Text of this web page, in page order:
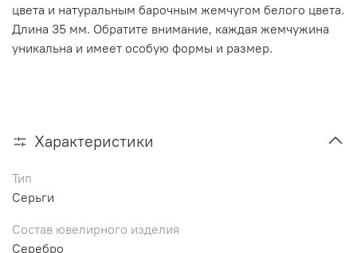
цвета и натуральным барочным жемчугом белого цвета.
Длина 35 мм. Обратите внимание, каждая жемчужина
уникальна и имеет особую формы и размер.
Характеристики
Тип
Серьги
Состав ювелирного изделия
Серебро